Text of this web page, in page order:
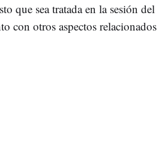
que sea tratada en la sesión del
con otros aspectos relacionados